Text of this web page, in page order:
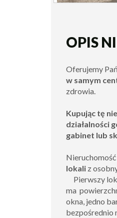
OPIS
Oferujemy
w samym
zdrowia.
Kupując tę
działalności
gabinet lub
lokali z
Pierwszy
ma
okna, jedno
bezpośrednio